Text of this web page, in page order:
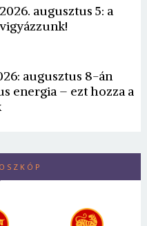
augusztus 5: a
augusztus 8-án
energia – ezt hozza a